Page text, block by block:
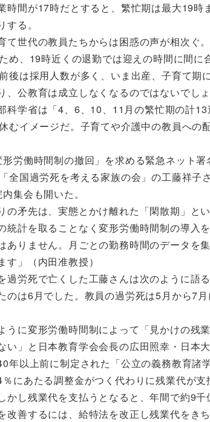
時間が17時だとすると、繁忙期は最大19
る。
て世代の教員たちからは困惑の声が相次ぐ
め、19時近くの退勤では迎えの時間に間に
後は採用人数が多く、いま出産、子育て
、公教育は成立しなくなるのではないでしょ
科学省は「4、6、10、11月の繁忙期の計
むイメージだ。子育てや介護中の教員へ
労働時間制の撤回」を求める緊急ネット
全国過労死を考える家族の会」の工藤祥
集会も開いた。
の矛先は、実態とかけ離れた「閑散期」と
統計を取ることなく変形労働時間制の導入
ありません。月ごとの勤務時間のデータ
す」（内田准教授）
労死で亡くした工藤さんは次のように語る
のは6月でした。教員の過労死は5月から7
うに変形労働時間制によって「見かけの残
い」と日本教育学会会長の広田照幸・日本大
年以上前に制定された「公立の義務教育諸
にあたる調整金がつく代わりに残業代が
かし残業代を支払うとなると、年間で約9千
改善するには、給特法を改正し残業代をき